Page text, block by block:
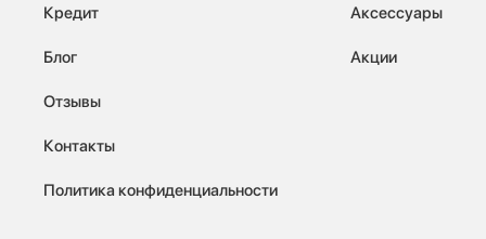
Кредит
Блог
Отзывы
Контакты
Политика конфиденциальности
Аксессуары
Акции